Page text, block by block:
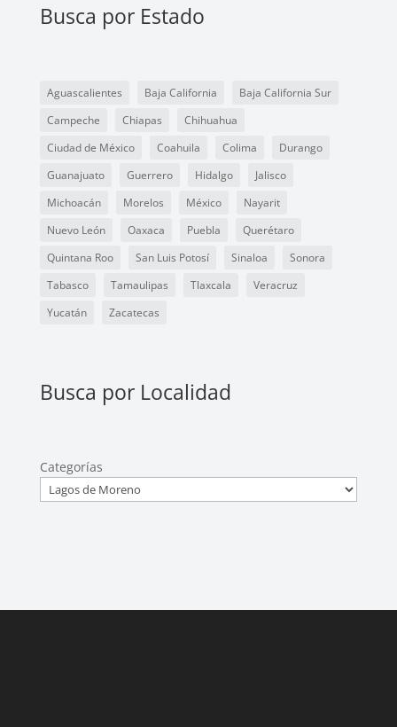
Busca por Estado
Aguascalientes Baja California
Baja California Sur
Campeche
Chiapas
Chihuahua
Ciudad de México
Coahuila Colima
Durango
Guanajuato
Guerrero Hidalgo
Jalisco
Michoacán
Morelos México
Nayarit
Nuevo León
Oaxaca Puebla
Querétaro
Quintana Roo
San Luis Potosí Sinaloa
Sonora
Tabasco
Tamaulipas Tlaxcala
Veracruz
Yucatán
Zacatecas
Busca por Localidad
Categorías